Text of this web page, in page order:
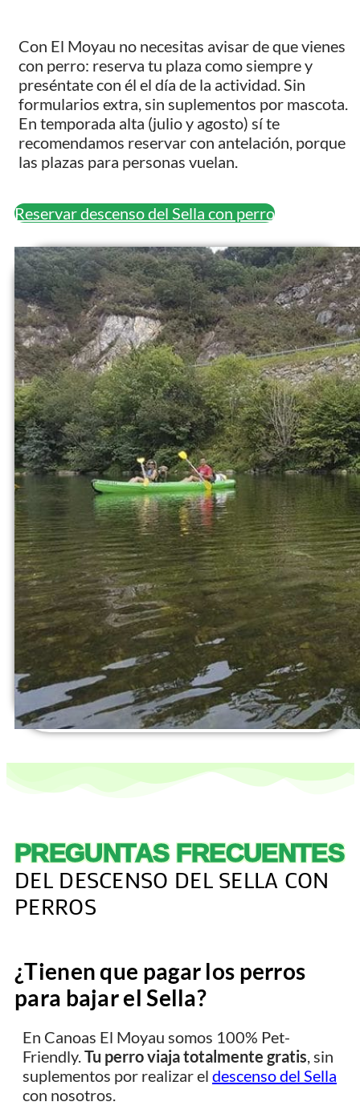
Con El Moyau no necesitas avisar de que vienes
con perro: reserva tu plaza como siempre y
preséntate con él el día de la actividad. Sin
formularios extra, sin suplementos por mascota.
En temporada alta (julio y agosto) sí te
recomendamos reservar con antelación, porque
las plazas para personas vuelan.
Reservar descenso del Sella con perro
PREGUNTAS FRECUENTES
DEL DESCENSO DEL SELLA CON
PERROS
¿Tienen que pagar los perros
para bajar el Sella?
En Canoas El Moyau somos 100% Pet-
Friendly.Tu perro viaja totalmente gratis, sin
suplementos por realizar el descenso del Sella
con nosotros.